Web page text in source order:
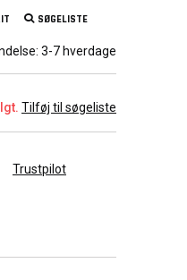
SØGELISTE
3-7 hverdage
Tilføj til søgeliste
Trustpilot